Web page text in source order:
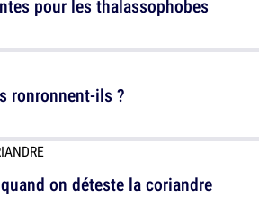
pour les thalassophobes
on déteste la coriandre
ronronnent-ils ?